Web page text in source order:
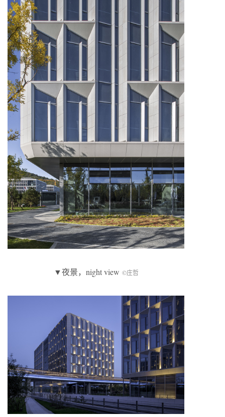
▼夜景，night view ©庄哲